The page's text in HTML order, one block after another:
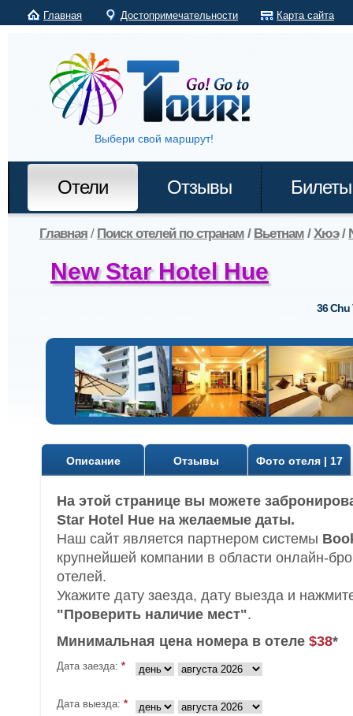
Главная Достопримечательности Карта сайта
Выбери свой маршрут!
Отели Отзывы Билеты
Главная / Поиск отелей по странам / Вьетнам /Хюэ/
New Star Hotel Hue
36 Chu
Описание Отзывы Фото отеля | 17
На этой странице вы можете
Star Hotel Hue на желаемые даты.
Наш сайт является партнером системы
крупнейшей компании в области онлайн-
отелей.
Укажите дату заезда, дату выезда и
"Проверить наличие мест".
Минимальная цена номера в отеле $38*
Дата заезда: *
Дата выезда: *